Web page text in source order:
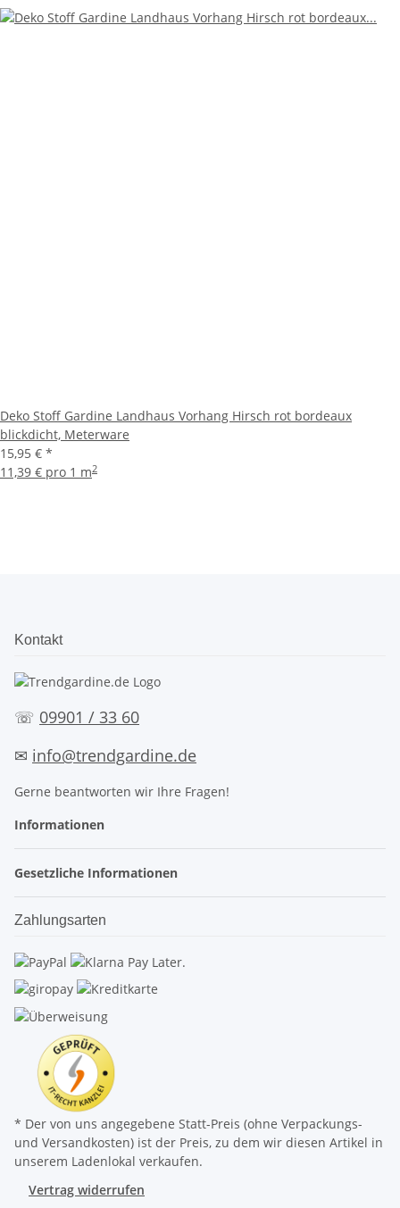
Deko Stoff Gardine Landhaus Vorhang Hirsch rot bordeaux
blickdicht, Meterware
15,95 € *
11,39 € pro 1 m2
Kontakt
☏ 09901 / 33 60
✉ info@trendgardine.de
Gerne beantworten wir Ihre Fragen!
Informationen
Gesetzliche Informationen
Zahlungsarten
* Der von uns angegebene Statt-Preis (ohne Verpackungs-
und Versandkosten) ist der Preis, zu dem wir diesen Artikel in
unserem Ladenlokal verkaufen.
Vertrag widerrufen